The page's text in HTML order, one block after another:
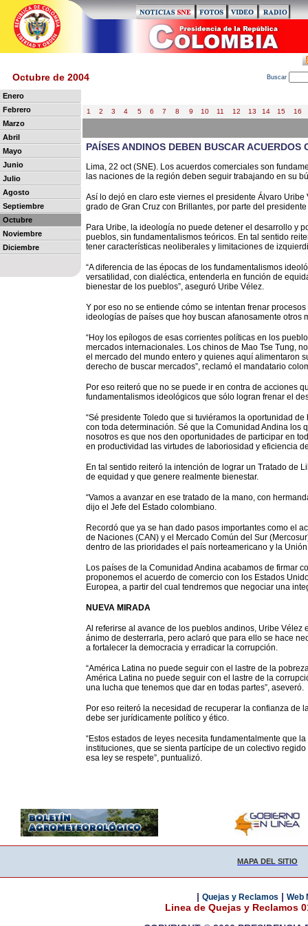
Octubre de 2004 Buscar
Enero
Febrero
Marzo
Abril
Mayo
Junio
Julio
Agosto
Septiembre
Octubre
Noviembre
Diciembre
1 2 3 4 5 6 7 8 9 10 11 12 13 14 15 16
PAÍSES ANDINOS DEBEN BUSCAR
Lima, 22 oct (SNE). Los acuerdos comerciales son
las naciones de la región deben seguir trabajando en su
Así lo dejó en claro este viernes el presidente Álvaro
grado de Gran Cruz con Brillantes, por parte del
Para Uribe, la ideología no puede detener el desarrollo y
pueblos, sin fundamentalismos teóricos. En tal sentido
tener características neoliberales y limitaciones de
“A diferencia de las épocas de los fundamentalismos
versatilidad, con dialéctica, entenderla en función de
bienestar de los pueblos”, aseguró Uribe Vélez.
Y por eso no se entiende cómo se intentan frenar
ideologías de países que hoy buscan afanosamente otros
“Hoy los epílogos de esas corrientes políticas en los
mercados internacionales. Los chinos de Mao Tse Tung,
el mercado del mundo entero y quienes aquí alimentaron
derecho de buscar mercados”, reclamó el mandatario
Por eso reiteró que no se puede ir en contra de acciones
fundamentalismos ideológicos que sólo logran frenar el
“Sé presidente Toledo que si tuviéramos la oportunidad
con toda determinación. Sé que la Comunidad Andina los
nosotros es que nos den oportunidades de participar en
en productividad las virtudes de laboriosidad y eficiencia
En tal sentido reiteró la intención de lograr un Tratado de
de equidad y que genere realmente bienestar.
“Vamos a avanzar en ese tratado de la mano, con
dijo el Jefe del Estado colombiano.
Recordó que ya se han dado pasos importantes como el
de Naciones (CAN) y el Mercado Común del Sur
dentro de las prioridades el país norteamericano y la
Los países de la Comunidad Andina acabamos de firmar
proponemos el acuerdo de comercio con los Estados
Europea, a partir del cual tendremos que negociar una
NUEVA MIRADA
Al referirse al avance de los pueblos andinos, Uribe
ánimo de desterrarla, pero aclaró que para ello se hace
a fortalecer la democracia y erradicar la corrupción.
“América Latina no puede seguir con el lastre de la
América Latina no puede seguir con el lastre de la
una lucha que tenemos que dar en todas partes”, aseveró.
Por eso reiteró la necesidad de recuperar la confianza de
debe ser jurídicamente político y ético.
“Estos estados de leyes necesita fundamentalmente que
instituciones, que se sienta partícipe de un colectivo
esa ley se respete”, puntualizó.
MAPA DEL SITIO
| Quejas y Reclamos | Web
Linea de Quejas y Reclamos